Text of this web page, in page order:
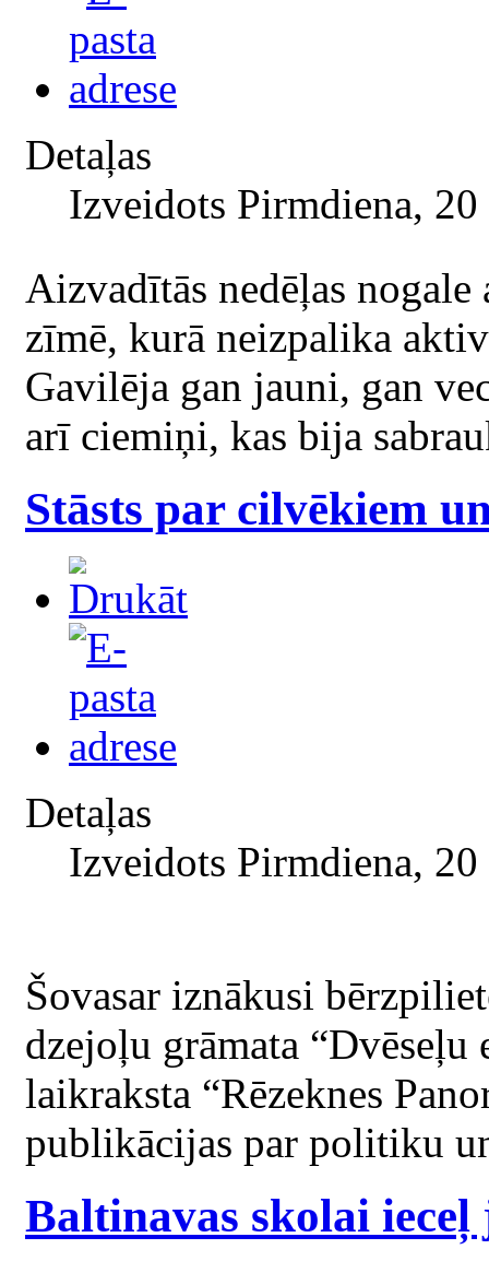
Detaļas
Izveidots Pirmdiena,
Aizvadītās nedēļas
zīmē, kurā neizpalika
Gavilēja gan jauni, gan
arī ciemiņi, kas bija
Stāsts par cilvēkiem
Detaļas
Izveidots Pirmdiena,
Šovasar iznākusi
dzejoļu grāmata “Dvēseļu
laikraksta “Rēzeknes
publikācijas par politiku
Baltinavas skolai